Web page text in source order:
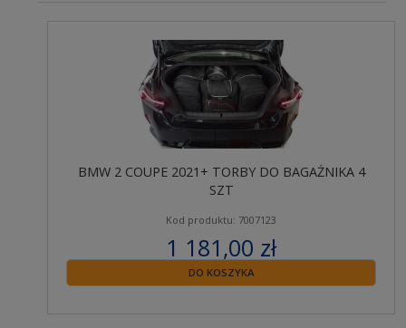
BMW 2 COUPE 2021+ TORBY DO BAGAŻNIKA 4
SZT
Kod produktu: 7007123
1 181,00 zł
zawiera 23% VAT
DO KOSZYKA